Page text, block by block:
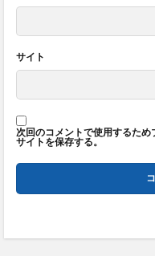
サイト
次回のコメントで使用するため
サイトを保存する。